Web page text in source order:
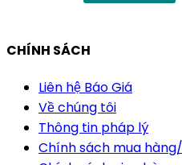
CHÍNH SÁCH
Liên hệ Báo Giá
Về chúng tôi
Thông tin pháp lý
Chính sách mua